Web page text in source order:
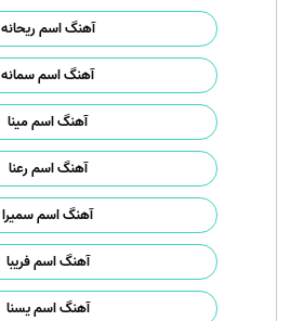
آهنگ اسم ریحانه
آهنگ اسم سمانه
آهنگ اسم مینا
آهنگ اسم رعنا
آهنگ اسم سمیرا
آهنگ اسم فریبا
آهنگ اسم یسنا